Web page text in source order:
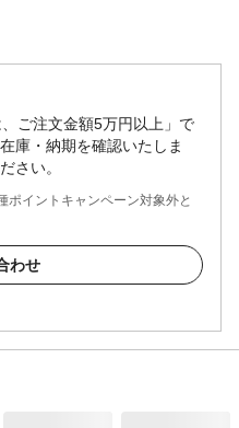
ご注文金額5万円以上」で
庫・納期を確認いたしま
さい。
イントキャンペーン対象外と
わせ